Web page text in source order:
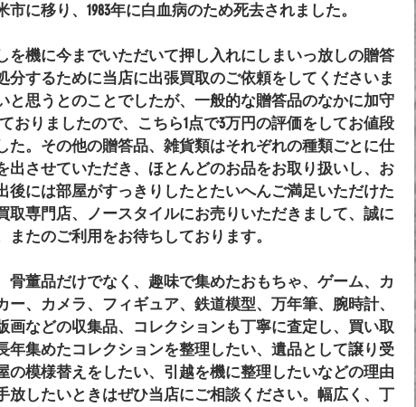
に移り、1983年に白血病のため死去されました。
を機に今までいただいて押し入れにしまいっ放しの贈答
分するために当店に出張買取のご依頼をしてくださいま
と思うとのことでしたが、一般的な贈答品のなかに加守
おりましたので、こちら1点で3万円の評価をしてお値段
た。その他の贈答品、雑貨類はそれぞれの種類ごとに仕
出させていただき、ほとんどのお品をお取り扱いし、お
後には部屋がすっきりしたとたいへんご満足いただけた
取専門店、ノースタイルにお売りいただきまして、誠に
たのご利用をお待ちしております。
骨董品だけでなく、趣味で集めたおもちゃ、ゲーム、カ
ー、カメラ、フィギュア、鉄道模型、万年筆、腕時計、
画などの収集品、コレクションも丁寧に査定し、買い取
年集めたコレクションを整理したい、遺品として譲り受
の模様替えをしたい、引越を機に整理したいなどの理由
放したいときはぜひ当店にご相談ください。幅広く、丁